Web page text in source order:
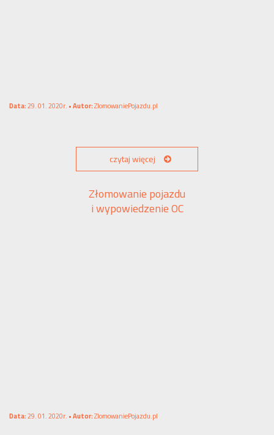
Data:29. 01. 2020r. •Autor:ZlomowaniePojazdu.pl
czytaj więcej
Złomowanie pojazdu
i wypowiedzenie OC
Data:29. 01. 2020r. •Autor:ZlomowaniePojazdu.pl